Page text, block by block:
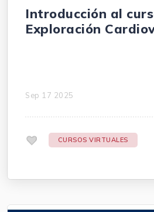
Introducción al
Exploración
Sep 17 2025
CURSOS VIRTUALES